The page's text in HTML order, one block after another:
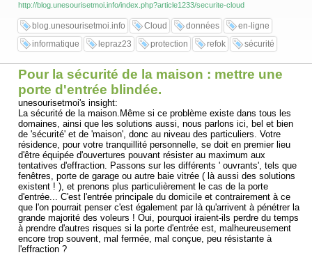
http://blog.unesourisetmoi.info/index.php?article1233/securite-cloud
blog.unesourisetmoi.info Cloud données
en-ligne
informatique
lepraz23 protection refok sécurité
Pour la sécurité de la maison : mettre une
porte d'entrée blindée.
unesourisetmoi's insight:
La sécurité de la maison.Même si ce problème existe dans tous les
domaines, ainsi que les solutions aussi, nous parlons ici, bel et bien
de 'sécurité' et de 'maison', donc au niveau des particuliers. Votre
résidence, pour votre tranquillité personnelle, se doit en premier lieu
d'être équipée d'ouvertures pouvant résister au maximum aux
tentatives d'effraction. Passons sur les différents ' ouvrants', tels que
fenêtres, porte de garage ou autre baie vitrée ( là aussi des solutions
existent ! ), et prenons plus particulièrement le cas de la porte
d'entrée... C'est l'entrée principale du domicile et contrairement à ce
que l'on pourrait penser c'est également par là qu'arrivent à pénétrer la
grande majorité des voleurs ! Oui, pourquoi iraient-ils perdre du temps
à prendre d'autres risques si la porte d'entrée est, malheureusement
encore trop souvent, mal fermée, mal conçue, peu résistante à
l'effraction ?